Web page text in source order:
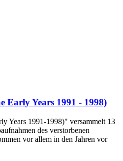
Early Years 1991 - 1998)
Years 1991-1998)" versammelt 13
des verstorbenen
vor allem in den Jahren vor